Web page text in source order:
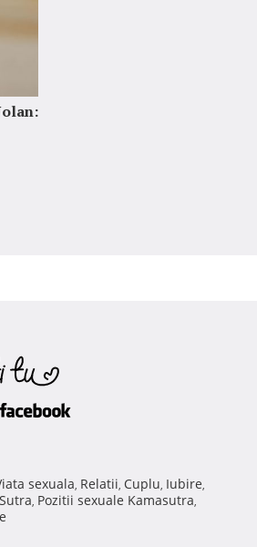
sexuala, Relatii, Cuplu, Iubire,
, Pozitii sexuale Kamasutra,